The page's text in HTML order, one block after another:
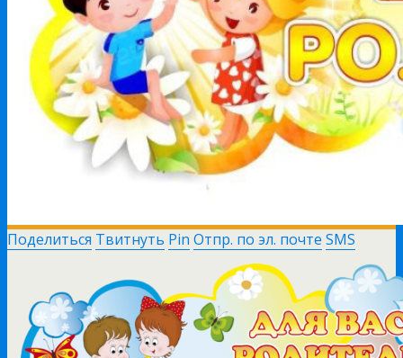
Поделиться Твитнуть Pin Отпр. по эл. почте SMS